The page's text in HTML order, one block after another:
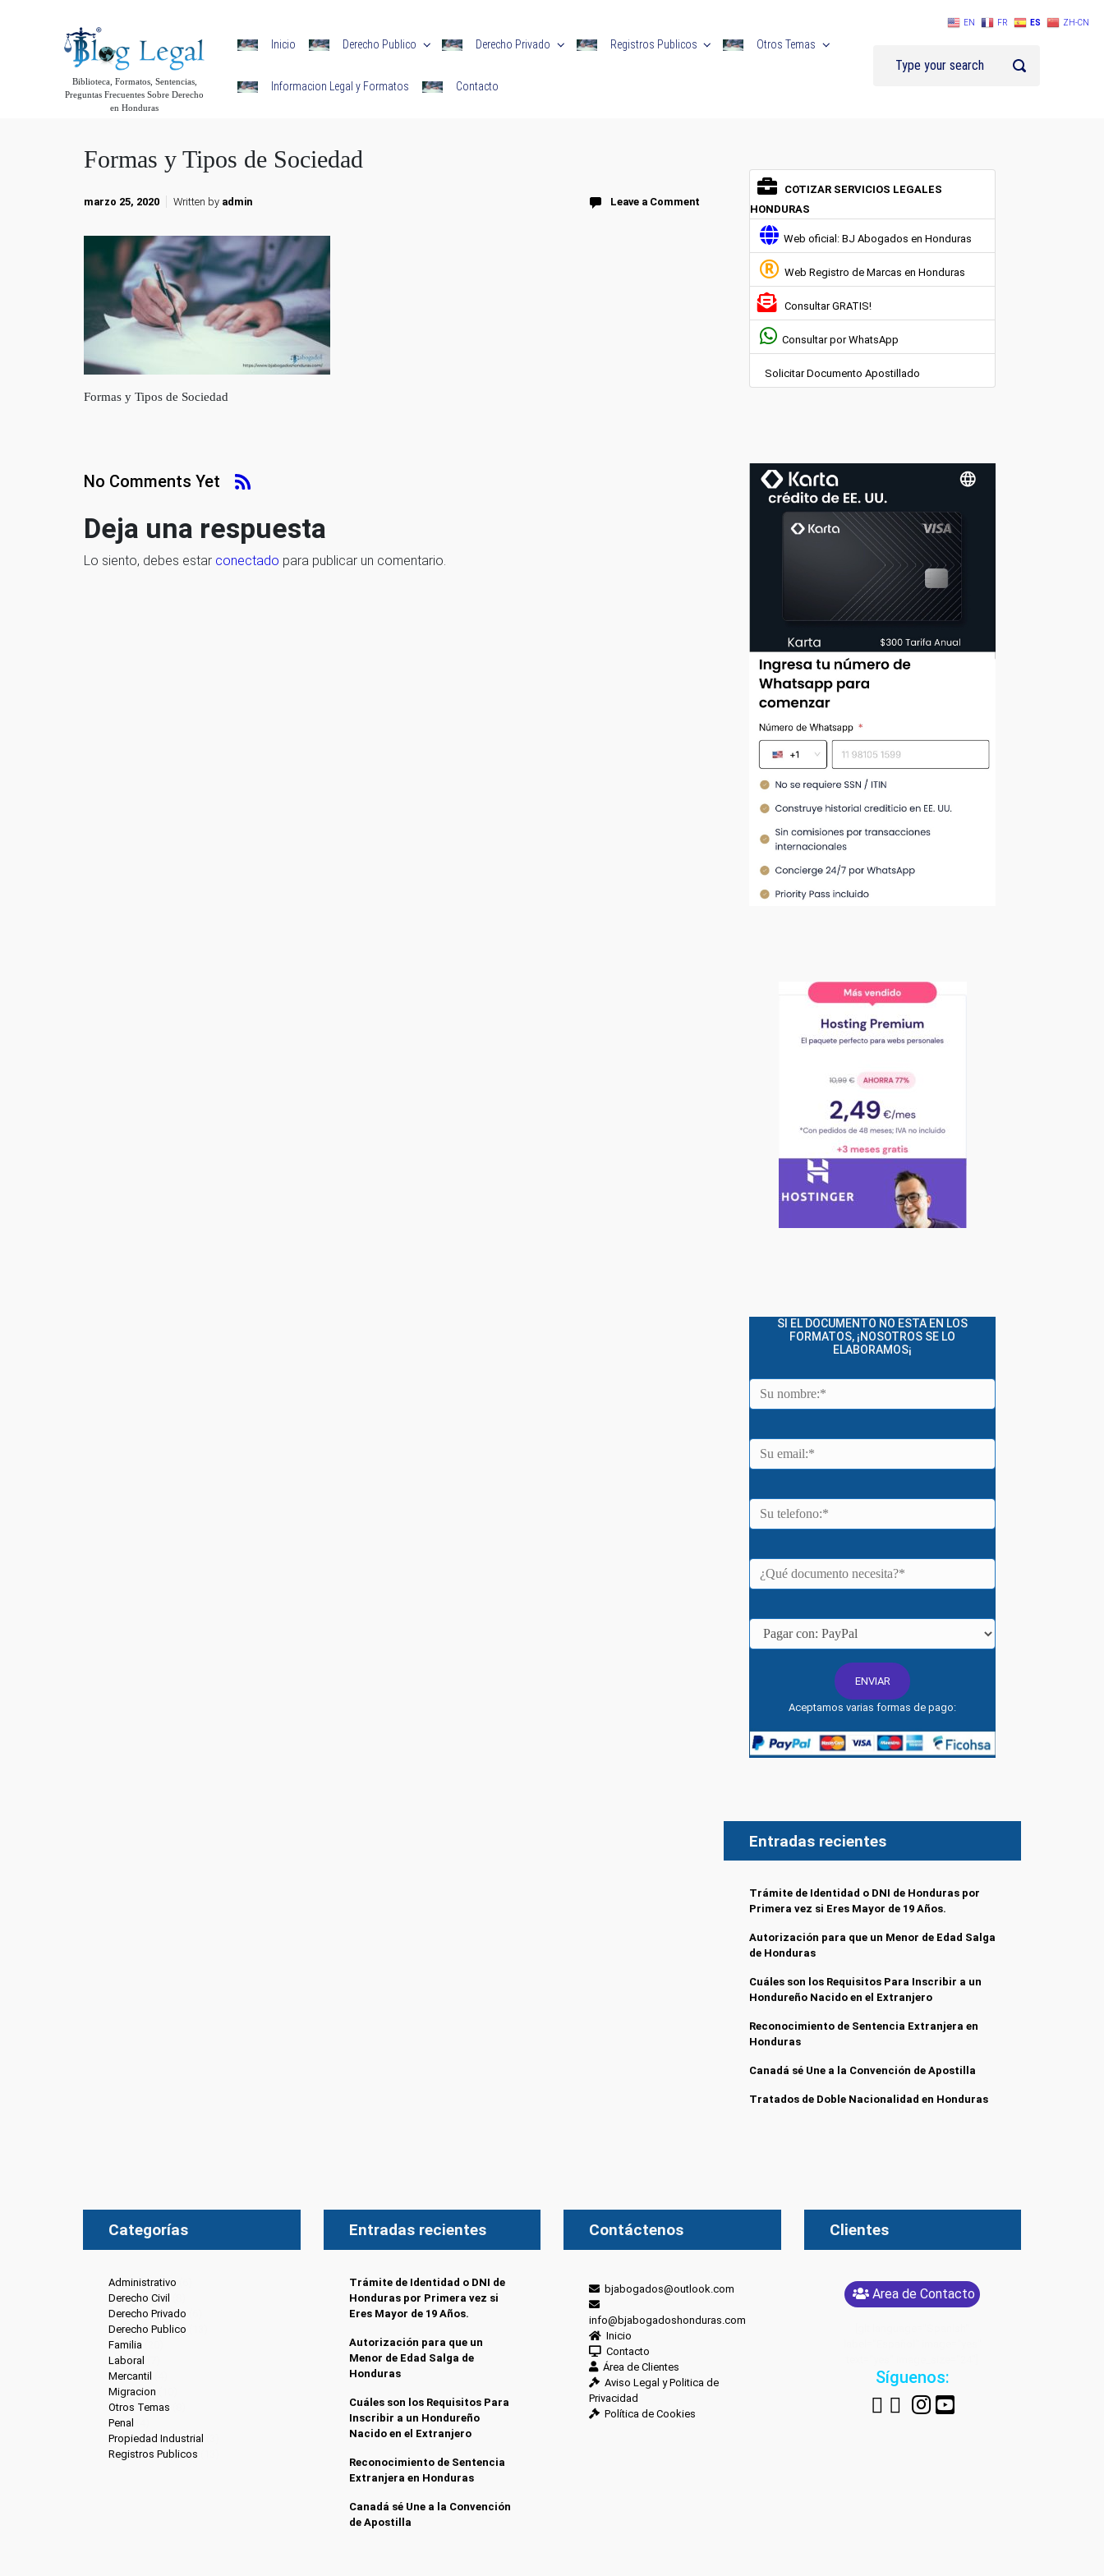
Biblioteca, Formatos, Sentencias,
Preguntas Frecuentes Sobre Derecho
en Honduras
Inicio Derecho Publico Derecho Privado Registros Publicos Otros Temas
Informacion Legal y Formatos Contacto
Formas y Tipos de Sociedad
marzo 25, 2020 Written by admin Leave a Comment
Formas y Tipos de Sociedad
No Comments Yet
Deja una respuesta
Lo siento, debes estar conectado para publicar un comentario.
COTIZAR SERVICIOS LEGALES
HONDURAS
Web oficial: BJ Abogados en Honduras
Web Registro de Marcas en Honduras
Consultar GRATIS!
Consultar por WhatsApp
Solicitar Documento Apostillado
SI EL DOCUMENTO NO ESTA EN LOS
FORMATOS, ¡NOSOTROS SE LO
ELABORAMOS¡
Aceptamos varias formas de pago:
Entradas recientes
Trámite de Identidad o DNI de Honduras por
Primera vez si Eres Mayor de 19 Años.
Autorización para que un Menor de Edad Salga
de Honduras
Cuáles son los Requisitos Para Inscribir a un
Hondureño Nacido en el Extranjero
Reconocimiento de Sentencia Extranjera en
Honduras
Canadá sé Une a la Convención de Apostilla
Tratados de Doble Nacionalidad en Honduras
Categorías
Administrativo
Derecho Civil
Derecho Privado
Derecho Publico
Familia
Laboral
Mercantil
Migracion
Otros Temas
Penal
Propiedad Industrial
Registros Publicos
Entradas recientes
Trámite de Identidad o DNI de
Honduras por Primera vez si
Eres Mayor de 19 Años.
Autorización para que un
Menor de Edad Salga de
Honduras
Cuáles son los Requisitos Para
Inscribir a un Hondureño
Nacido en el Extranjero
Reconocimiento de Sentencia
Extranjera en Honduras
Canadá sé Une a la Convención
de Apostilla
Contáctenos
bjabogados@outlook.com
info@bjabogadoshonduras.com
Inicio
Contacto
Área de Clientes
Aviso Legal y Politica de
Privacidad
Política de Cookies
Clientes
Area de Contacto
Síguenos:
EN FR ES ZH-CN